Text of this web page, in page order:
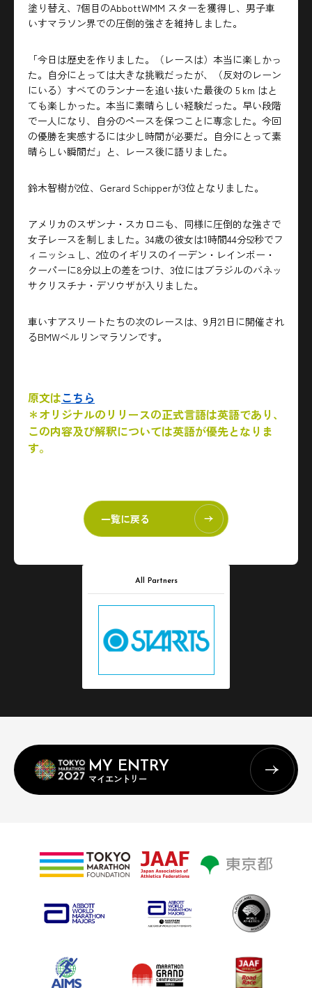
塗り替え、7個目のAbbottWMM スターを獲得し、男子車
いすマラソン界での圧倒的強さを維持しました。
「今日は歴史を作りました。（レースは）本当に楽しかっ
た。自分にとっては大きな挑戦だったが、（反対のレーン
にいる）すべてのランナーを追い抜いた最後の 5 km はと
ても楽しかった。本当に素晴らしい経験だった。早い段階
で一人になり、自分のペースを保つことに専念した。今回
の優勝を実感するには少し時間が必要だ。自分にとって素
晴らしい瞬間だ」と、レース後に語りました。
鈴木智樹が2位、 Gerard Schipperが3位となりました。
アメリカのスザンナ・スカロニも、同様に圧倒的な強さで
女子レースを制しました。34歳の彼女は1時間44分52秒でフ
ィニッシュし、2位のイギリスのイーデン・レインボー・
クーパーに8分以上の差をつけ、3位にはブラジルのバネッ
サクリスチナ・デソウザが入りました。
車いすアスリートたちの次のレースは、9月21日に開催され
るBMWベルリンマラソンです。
原文はこちら
＊オリジナルのリリースの正式言語は英語であり、
この内容及び解釈については英語が優先となりま
す。
一覧に戻る
All Partners
MY ENTRY
マイエントリー